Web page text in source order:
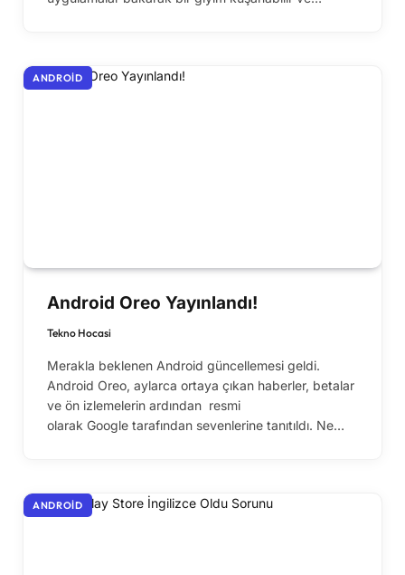
ANDROID
Android Oreo Yayınlandı!
Tekno Hocasi
Merakla beklenen Android güncellemesi geldi.
Android Oreo, aylarca ortaya çıkan haberler, betalar
ve ön izlemelerin ardından resmi
olarak Google tarafından sevenlerine tanıtıldı. Ne…
ANDROID